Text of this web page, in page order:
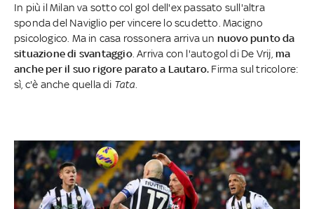
In più il Milan va sotto col gol dell'ex passato sull'altra
sponda del Naviglio per vincere lo scudetto. Macigno
psicologico. Ma in casa rossonera arriva un nuovo punto da
situazione di svantaggio. Arriva con l'autogol di De Vrij, ma
anche per il suo rigore parato a Lautaro. Firma sul tricolore:
sì, c'è anche quella di Tata.